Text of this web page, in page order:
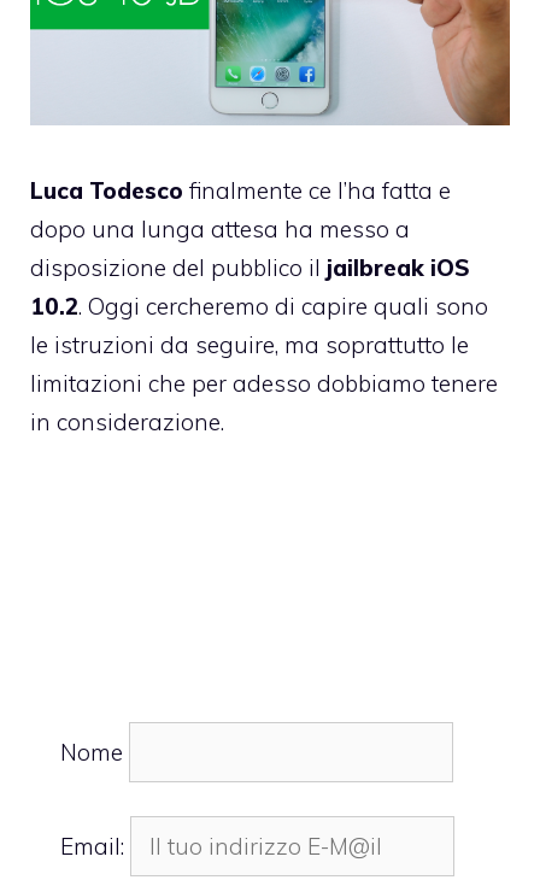
Luca Todesco finalmente ce l’ha fatta e
dopo una lunga attesa ha messo a
disposizione del pubblico il jailbreak iOS
10.2. Oggi cercheremo di capire quali sono
le istruzioni da seguire, ma soprattutto le
limitazioni che per adesso dobbiamo tenere
in considerazione.
Nome
Email: